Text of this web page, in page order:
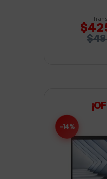
-14%